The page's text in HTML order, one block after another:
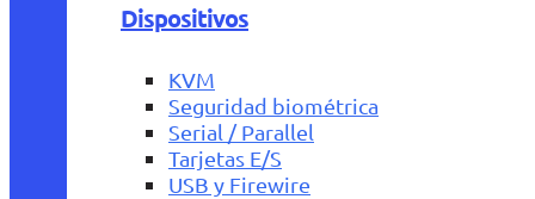
Dispositivos
KVM
Seguridad biométrica
Serial / Parallel
Tarjetas E/S
USB y Firewire